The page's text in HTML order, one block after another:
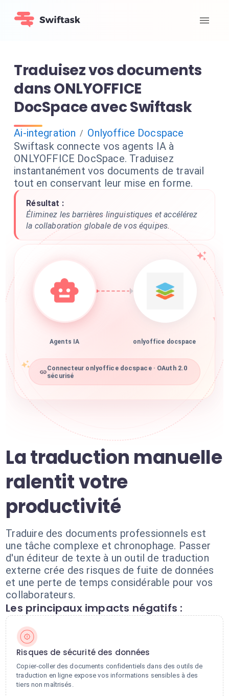
Traduisez vos documents
dans ONLYOFFICE
DocSpace avec Swiftask
Ai-integration / Onlyoffice Docspace
Swiftask connecte vos agents IA à
ONLYOFFICE DocSpace. Traduisez
instantanément vos documents de travail
tout en conservant leur mise en forme.
Résultat :
Éliminez les barrières linguistiques et accélérez
la collaboration globale de vos équipes.
Agents IA onlyoffice docspace
Connecteur onlyoffice docspace · OAuth 2.0
sécurisé
La traduction manuelle
ralentit votre
productivité
Traduire des documents professionnels est
une tâche complexe et chronophage. Passer
d'un éditeur de texte à un outil de traduction
externe crée des risques de fuite de données
et une perte de temps considérable pour vos
collaborateurs.
Les principaux impacts négatifs :
Risques de sécurité des données
Copier-coller des documents confidentiels dans des outils de
traduction en ligne expose vos informations sensibles à des
tiers non maîtrisés.